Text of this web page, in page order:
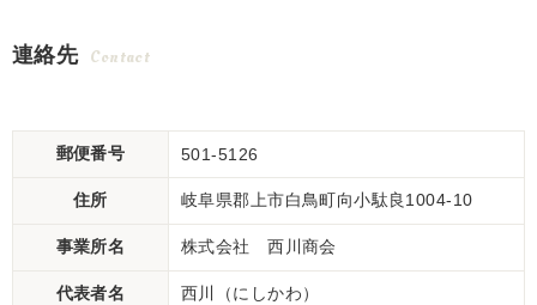
連絡先 Contact
郵便番号 501-5126
住所 岐阜県郡上市白鳥町向小駄良1004-10
事業所名 株式会社 西川商会
代表者名 西川（にしかわ）